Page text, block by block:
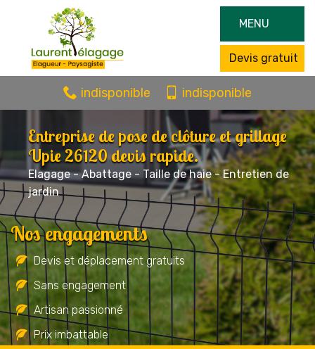
MENU
Devis gratuit
indisponible indisponible
Entreprise de pose de clôture et grillage
Upie 26120 devis rapide.
Elagage - Abattage - Taille de haie - Entretien de
jardin
Nos engagements
Devis et déplacement gratuits
Sans engagement
Artisan passionné
Prix imbattable